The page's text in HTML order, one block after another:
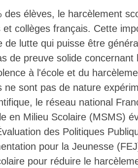
élèves, le harcèlement
collèges français. Cette
lutte qui puisse être
de preuve solide
à l'école et du
sont pas de nature
le réseau national
en Milieu Scolaire (MSMS)
des Politiques
pour la Jeunesse
pour réduire le